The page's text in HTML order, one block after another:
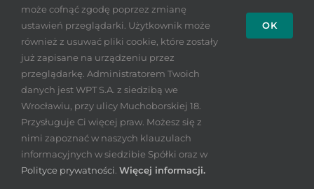
Sytuacja zespołów nauczycielskich w
poszczególnych placówkach jest
zróżnicowana, zależna od wielu
czynników, poczynając od sposobu
pełnienia roli przez dyrektora aż po
dominujące w danej społeczności
mechanizmy, spośród których chciałbym
wyeksponować dwa: rywalizację i
współpracę. Poświęcił im ostatnio swoją
może cofnąć zgodę poprzez zmianę
ustawień przeglądarki. Użytkownik może
również z usuwać pliki cookie, które zostały
już zapisane na urządzeniu przez
przeglądarkę. Administratorem Twoich
danych jest WPT S.A. z siedzibą we
Wrocławiu, przy ulicy Muchoborskiej 18.
Przysługuje Ci więcej praw. Możesz się z
nimi zapoznać w naszych klauzulach
informacyjnych w siedzibie Spółki oraz w
Polityce prywatności Więcej informacji.
OK